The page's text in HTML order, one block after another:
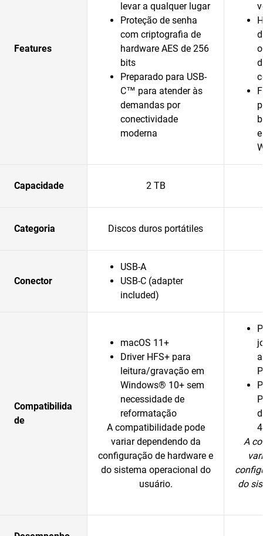
Features
levar a qualquer lugar
Proteção de senha
com criptografia de
hardware AES de 256
bits
Preparado para USB-
C™ para atender às
demandas por
conectividade
moderna
Capacidade 2 TB
Categoria Discos duros portátiles
Conector
USB-A
USB-C (adapter
included)
Compatibilida
de
macOS 11+
Driver HFS+ para
leitura/gravação em
Windows® 10+ sem
necessidade de
reformatação
A compatibilidade pode
variar dependendo da
configuração de hardware e
do sistema operacional do
usuário.
A
do